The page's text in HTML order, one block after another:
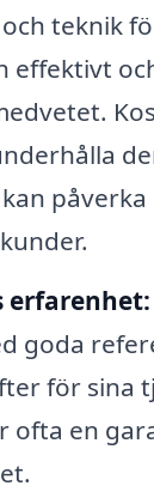
teknik
effektivt
påverka
erfarenhet:
goda
för sina
ofta en